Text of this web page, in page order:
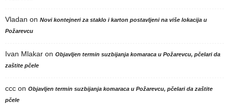
Vladan on Novi kontejneri za staklo i karton postavljeni na više lokacija u
Požarevcu
Ivan Mlakar on Objavljen termin suzbijanja komaraca u Požarevcu, pčelari da
zaštite pčele
ccc on Objavljen termin suzbijanja komaraca u Požarevcu, pčelari da zaštite
pčele